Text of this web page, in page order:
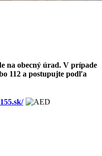
na obecný úrad. V prípade
112 a postupujte podľa